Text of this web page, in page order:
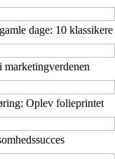
dage: 10 klassikere
Oplev folieprintet